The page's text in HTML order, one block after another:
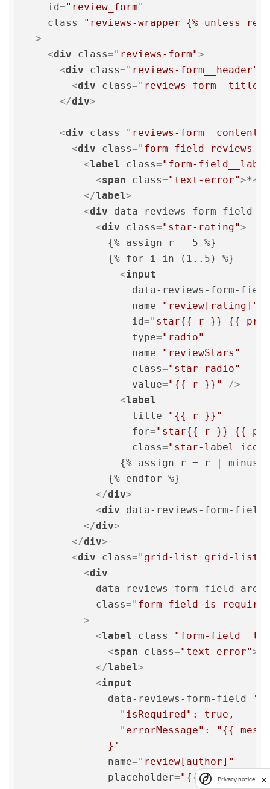
id="review_form"
class="reviews-wrapper {% unless
  >
<div class="reviews-form">
<div class="reviews-form__header"
<div class="reviews-form__title"
</div>
<div class="reviews-form__content"
<div class="form-field reviews-
<label class="form-
<span class="text-error">*</
</label>
<div
data-reviews-form-field-
<div class="star-rating">
              {% assign r = 5 %}
              {% for i in (1..5) %}
<input
data-reviews-form-field
name="review[rating]"
id="star{{ r }}-{{
type="radio"
name="reviewStars"
class="star-radio"
value="{{ r }}"
/>
<label
title="{{ r }}"
for="star{{ r }}-{{
class="star-label icon
{% assign r = r | minus:
              {% endfor %}
</div>
<div
data-reviews-form-
</div>
</div>
<div class="grid-list grid-
<div
data-reviews-form-field-area
class="form-field is-
          >
<label class="form-
<span class="text-error">
</label>
<input
data-reviews-form-field= '{
                "isRequired": true,
"errorMessage": "{{
              }'
name="review[author]"
placeholder="{{
Privacy notice